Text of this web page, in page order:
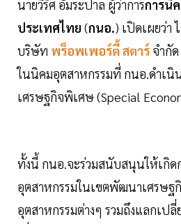
นายวีริศ อัมระปาล ผู้ว่าการการนิ
ประเทศไทย (กนอ.) เปิดเผยว่า
บริษัท พร็อพเพอร์ตี้ สตาร์ จำกั
ในนิคมอุตสาหกรรมที่ กนอ.ดำเนิ
เศรษฐกิจพิเศษ (Special
ทั้งนี้ กนอ.จะร่วมสนับสนุนให้เกิ
อุตสาหกรรมในเขตพัฒนาเศรษ
อุตสาหกรรมต่างๆ รวมถึงแลกเป